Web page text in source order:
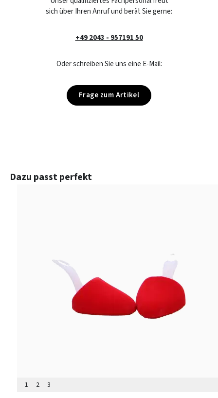
sich über Ihren Anruf und berät Sie gerne:
+49 2043 - 957191 50
Oder schreiben Sie uns eine E-Mail:
Frage zum Artikel
Produktgalerie überspringen
Dazu passt perfekt
1 2 3